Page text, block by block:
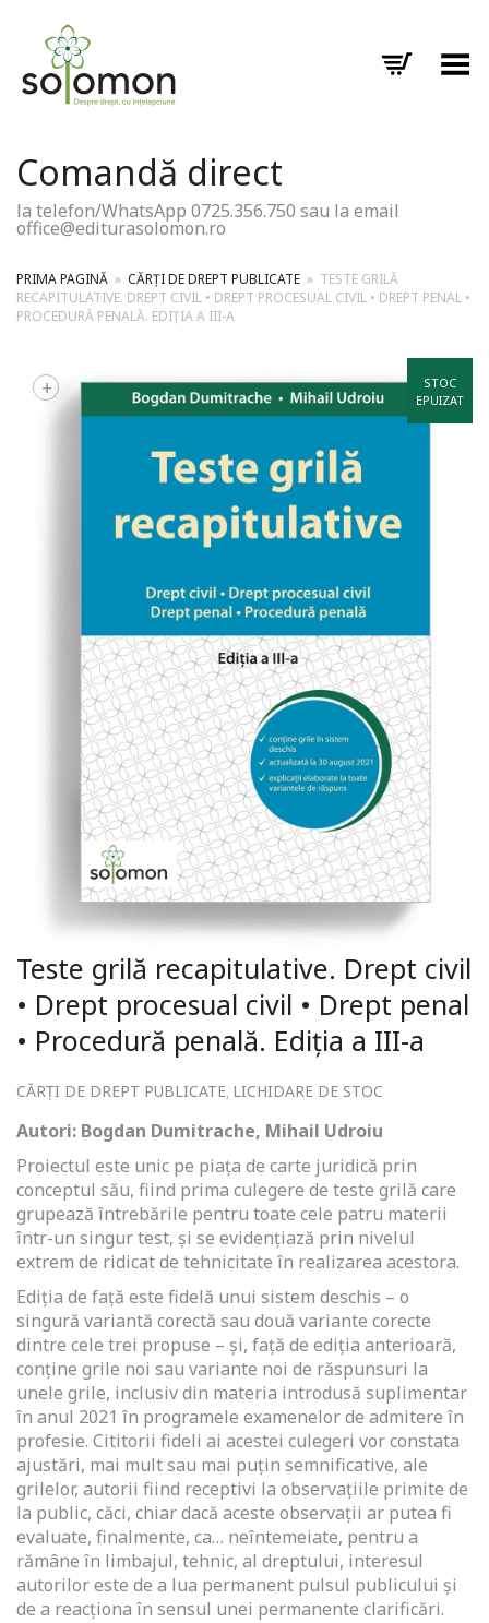
Toggle Menu
Comandă direct
la telefon/WhatsApp 0725.356.750 sau la email
office@editurasolomon.ro
PRIMA PAGINĂ » CĂRȚI DE DREPT PUBLICATE » TESTE GRILĂ
RECAPITULATIVE. DREPT CIVIL • DREPT PROCESUAL CIVIL • DREPT PENAL •
PROCEDURĂ PENALĂ. EDIȚIA A III-A
STOC
EPUIZAT
+
Teste grilă recapitulative. Drept civil
• Drept procesual civil • Drept penal
• Procedură penală. Ediția a III-a
CĂRȚI DE DREPT PUBLICATE, LICHIDARE DE STOC
Autori: Bogdan Dumitrache, Mihail Udroiu
Proiectul este unic pe piața de carte juridică prin
conceptul său, fiind prima culegere de teste grilă care
grupează întrebările pentru toate cele patru materii
într-un singur test, și se evidențiază prin nivelul
extrem de ridicat de tehnicitate în realizarea acestora.
Ediția de față este fidelă unui sistem deschis – o
singură variantă corectă sau două variante corecte
dintre cele trei propuse – și, față de ediția anterioară,
conține grile noi sau variante noi de răspunsuri la
unele grile, inclusiv din materia introdusă suplimentar
în anul 2021 în programele examenelor de admitere în
profesie. Cititorii fideli ai acestei culegeri vor constata
ajustări, mai mult sau mai puțin semnificative, ale
grilelor, autorii fiind receptivi la observațiile primite de
la public, căci, chiar dacă aceste observații ar putea fi
evaluate, finalmente, ca… neîntemeiate, pentru a
rămâne în limbajul, tehnic, al dreptului, interesul
autorilor este de a lua permanent pulsul publicului și
de a reacționa în sensul unei permanente clarificări.